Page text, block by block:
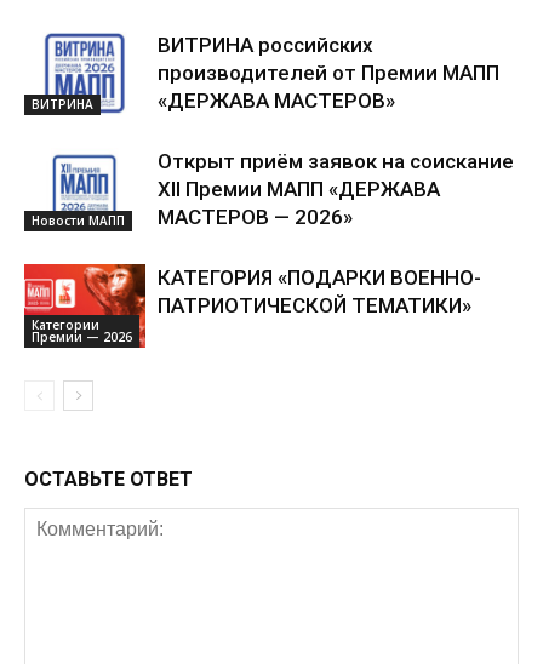
ВИТРИНА
ВИТРИНА российских
производителей от Премии МАПП
«ДЕРЖАВА МАСТЕРОВ»
Новости МАПП
Открыт приём заявок на соискание
XII Премии МАПП «ДЕРЖАВА
МАСТЕРОВ — 2026»
Категории
Премии — 2026
КАТЕГОРИЯ «ПОДАРКИ ВОЕННО-
ПАТРИОТИЧЕСКОЙ ТЕМАТИКИ»
ОСТАВЬТЕ ОТВЕТ